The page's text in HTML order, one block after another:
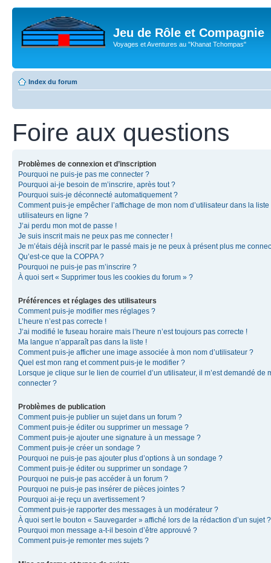
Jeu de Rôle et Compagnie
Voyages et Aventures au "Khanat Tchompas"
Index du forum
Foire aux questions
Problèmes de connexion et d’inscription
Pourquoi ne puis-je pas me connecter ?
Pourquoi ai-je besoin de m’inscrire, après tout ?
Pourquoi suis-je déconnecté automatiquement ?
Comment puis-je empêcher l’affichage de mon nom d’utilisateur dans la liste
utilisateurs en ligne ?
J’ai perdu mon mot de passe !
Je suis inscrit mais ne peux pas me connecter !
Je m’étais déjà inscrit par le passé mais je ne peux à présent plus me
Qu’est-ce que la COPPA ?
Pourquoi ne puis-je pas m’inscrire ?
À quoi sert « Supprimer tous les cookies du forum » ?
Préférences et réglages des utilisateurs
Comment puis-je modifier mes réglages ?
L’heure n’est pas correcte !
J’ai modifié le fuseau horaire mais l’heure n’est toujours pas correcte !
Ma langue n’apparaît pas dans la liste !
Comment puis-je afficher une image associée à mon nom d’utilisateur ?
Quel est mon rang et comment puis-je le modifier ?
Lorsque je clique sur le lien de courriel d’un utilisateur, il m’est demandé de
connecter ?
Problèmes de publication
Comment puis-je publier un sujet dans un forum ?
Comment puis-je éditer ou supprimer un message ?
Comment puis-je ajouter une signature à un message ?
Comment puis-je créer un sondage ?
Pourquoi ne puis-je pas ajouter plus d’options à un sondage ?
Comment puis-je éditer ou supprimer un sondage ?
Pourquoi ne puis-je pas accéder à un forum ?
Pourquoi ne puis-je pas insérer de pièces jointes ?
Pourquoi ai-je reçu un avertissement ?
Comment puis-je rapporter des messages à un modérateur ?
À quoi sert le bouton « Sauvegarder » affiché lors de la rédaction d’un sujet ?
Pourquoi mon message a-t-il besoin d’être approuvé ?
Comment puis-je remonter mes sujets ?